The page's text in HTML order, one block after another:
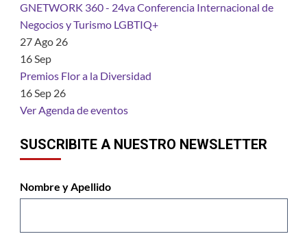
GNETWORK 360 - 24va Conferencia Internacional de
Negocios y Turismo LGBTIQ+
27 Ago 26
16Sep
Premios Flor a la Diversidad
16 Sep 26
Ver Agenda de eventos
SUSCRIBITE A NUESTRO NEWSLETTER
Nombre y Apellido